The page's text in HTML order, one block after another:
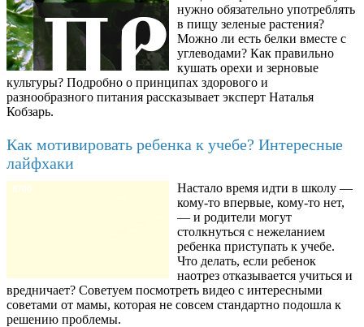
нужно обязательно употреблять
в пищу зеленые растения?
Можно ли есть белки вместе с
углеводами? Как правильно
кушать орехи и зерновые
культуры? Подробно о принципах здорового и
разнообразного питания рассказывает эксперт Наталья
Кобзарь.
Как мотивировать ребенка к учебе? Интересные
лайфхаки
8780
Настало время идти в школу —
кому-то впервые, кому-то нет,
— и родители могут
столкнуться с нежеланием
ребенка приступать к учебе.
Что делать, если ребенок
наотрез отказывается учиться и
вредничает? Советуем посмотреть видео с интересными
советами от мамы, которая не совсем стандартно подошла к
решению проблемы.